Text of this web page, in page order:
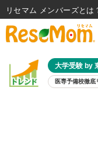
大学受験 by
医専予備校徹底
リセマム メンバーズ